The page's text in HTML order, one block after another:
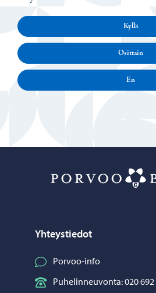
Kyllä
Osittain
En
Yhteystiedot
Porvoo-info
Puhelinneuvonta: 020 692